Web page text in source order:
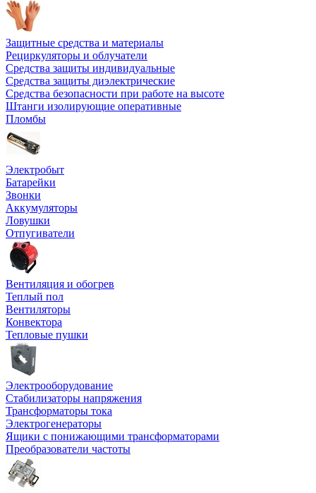
Защитные средства и материалы
Рециркуляторы и облучатели
Средства защиты индивидуальные
Средства защиты диэлектрические
Средства безопасности при работе на высоте
Штанги изолирующие оперативные
Пломбы
Электробыт
Батарейки
Звонки
Аккумуляторы
Ловушки
Отпугиватели
Вентиляция и обогрев
Теплый пол
Вентиляторы
Конвектора
Тепловые пушки
Электрооборудование
Стабилизаторы напряжения
Трансформаторы тока
Электрогенераторы
Ящики с понижающими трансформаторами
Преобразователи частоты